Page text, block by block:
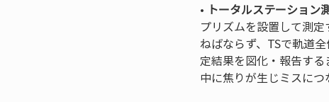
• トータルステーション
プリズムを設置して測
ねばならず、TSで軌道
定結果を図化・報告す
中に焦りが生じミスにつ